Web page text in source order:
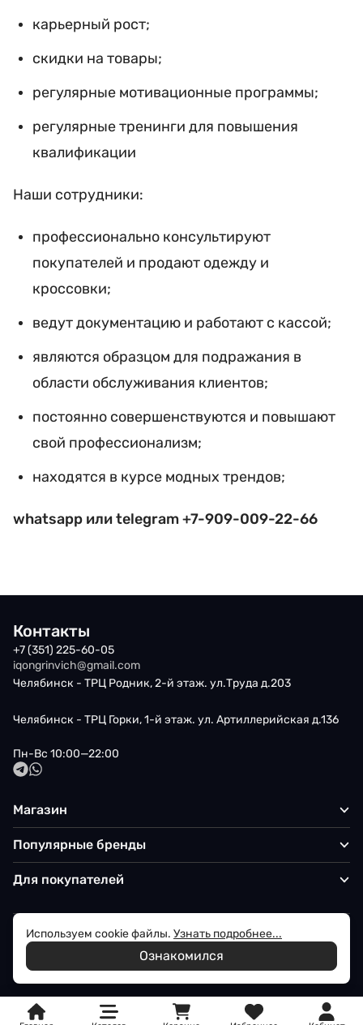
карьерный рост;
скидки на товары;
регулярные мотивационные программы;
регулярные тренинги для повышения
квалификации
Наши сотрудники:
профессионально консультируют
покупателей и продают одежду и
кроссовки;
ведут документацию и работают с кассой;
являются образцом для подражания в
области обслуживания клиентов;
постоянно совершенствуются и повышают
свой профессионализм;
находятся в курсе модных трендов;
whatsapp или telegram+7-909-009-22-66
Контакты
+7 (351) 225-60-05
iqongrinvich@gmail.com
Челябинск - ТРЦ Родник, 2-й этаж. ул.Труда д.203
Челябинск - ТРЦ Горки, 1-й этаж. ул. Артиллерийская д.136
Пн-Вс 10:00—22:00
Магазин
Популярные бренды
Для покупателей
© 2026 Iqon - Магазин вашего стиля
Политика обработки персональных данных
Используем cookie файлы. Узнать подробнее...
Ознакомился